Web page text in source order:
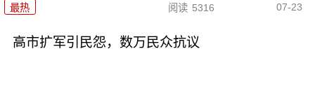
最热 阅读 5316 07-23
高市扩军引民怨，数万民众抗议